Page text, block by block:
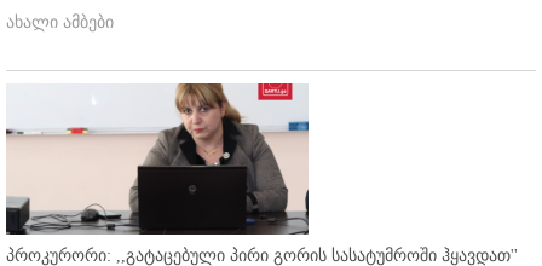
ახალი ამბები
პროკურორი: ,,გატაცებული პირი გორის სასატუმროში ჰყავდათ''